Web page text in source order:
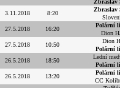
Zbraslav
3.11.2018
8:20
Zbraslav
27.5.2018
16:20
Polární
Dion
27.5.2018
10:50
Dion
Polární
26.5.2018
18:50
Lední
Polární
26.5.2018
13:20
Polární
CC